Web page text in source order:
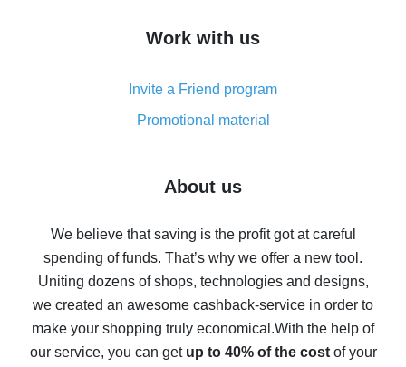
simple methods
8% cash back on AliExpress - saving real money is a
real thing
Five ways to get the most cash back on AliExpress
back
10% cash back on AliExpress - the impossible is
possible
The best cash back on AliExpress - how to find it
The best cash back service for AliExpress - let's
compare offers
Work with us
Invite a Friend program
Promotional material
About us
We believe that saving is the profit got at careful
spending of funds. That’s why we offer a new tool.
Uniting dozens of shops, technologies and designs,
we created an awesome cashback-service in order to
make your shopping truly economical.With the help of
our service, you can get up to 40% of the costof your